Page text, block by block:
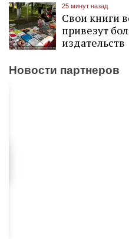
25 минут назад
Свои книги
привезут
издательств
Новости партнеров